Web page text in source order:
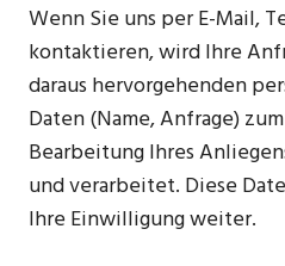
Wenn Sie uns per E-Mail,
kontaktieren, wird Ihre
daraus hervorgehenden
Daten (Name, Anfrage)
Bearbeitung Ihres
und verarbeitet. Diese
Ihre Einwilligung weiter.